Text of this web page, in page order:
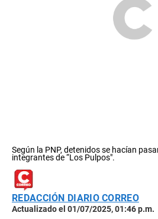
Según la PNP, detenidos se hacían
integrantes de “Los Pulpos".
REDACCIÓN DIARIO CORREO
Actualizado el 01/07/2025, 01:46 p.m.